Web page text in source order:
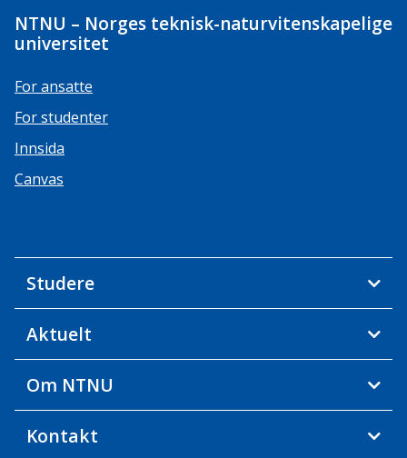
NTNU – Norges teknisk-naturvitenskapelige
universitet
For ansatte
For studenter
Innsida
Canvas
Studere
Aktuelt
Om NTNU
Kontakt